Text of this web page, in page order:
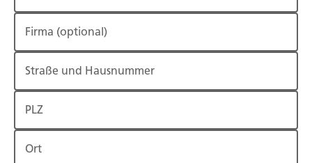
Firma (optional)
Straße und Hausnummer
PLZ
Ort